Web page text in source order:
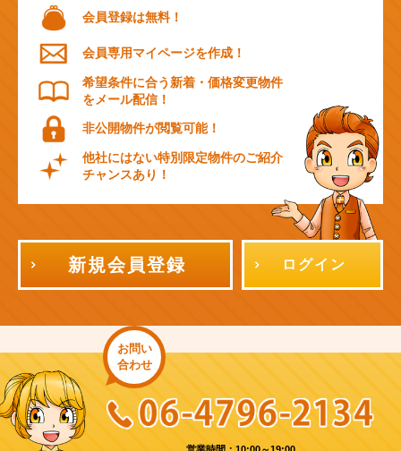
会員登録は無料！
会員専用マイページを作成！
希望条件に合う新着・価格変更物件
をメール配信！
非公開物件が閲覧可能！
他社にはない特別限定物件のご紹介
チャンスあり！
新規会員登録 ログイン
お問い
合わせ
営業時間：10:00～19:00